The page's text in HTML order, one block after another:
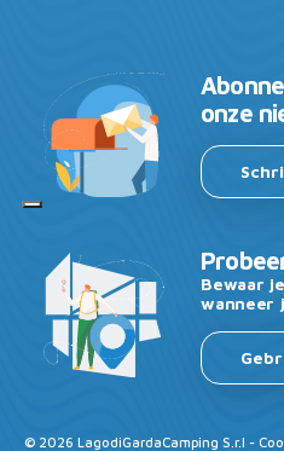
onze
Bewaar
wanneer
© 2026 LagodiGardaCamping S.r.l -